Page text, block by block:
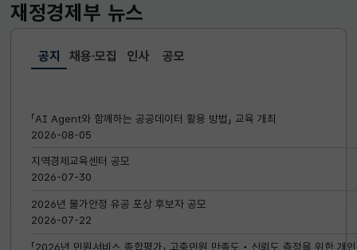
재정경제부 뉴스
공지
선택됨
공지
「AI Agent와 함께하는 공공데이터 활용 방법」 교육 개최
2026-08-05
지역경제교육센터 공모
2026-07-30
2026년 물가안정 유공 포상 후보자 공모
2026-07-22
「2026년 민원서비스 종합평가」 고충민원 만족도‧신뢰도 측정을 위한 개
채용·모집 인사 공모